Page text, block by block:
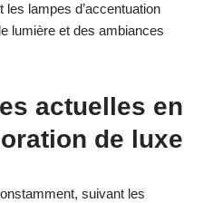
lampes d’accentuation
lumière et des ambiances
actuelles en
de luxe
suivant les